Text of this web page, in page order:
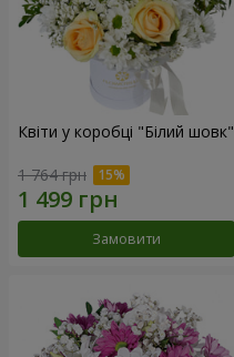
Квіти у коробці "Білий шовк"
1 764 грн
Замовити